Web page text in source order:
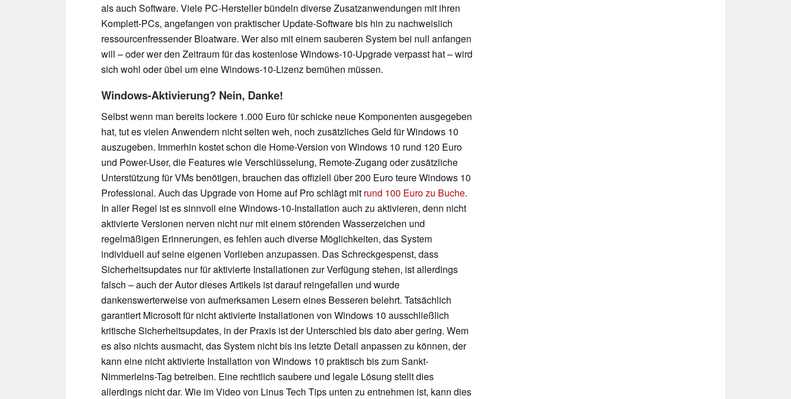
als auch Software. Viele PC-Hersteller bündeln diverse Zusatzanwendungen mit ihren
Komplett-PCs, angefangen von praktischer Update-Software bis hin zu nachweislich
ressourcenfressender Bloatware. Wer also mit einem sauberen System bei null anfangen
will – oder wer den Zeitraum für das kostenlose Windows-10-Upgrade verpasst hat – wird
sich wohl oder übel um eine Windows-10-Lizenz bemühen müssen.
Windows-Aktivierung? Nein, Danke!
Selbst wenn man bereits lockere 1.000 Euro für schicke neue Komponenten ausgegeben
hat, tut es vielen Anwendern nicht selten weh, noch zusätzliches Geld für Windows 10
auszugeben. Immerhin kostet schon die Home-Version von Windows 10 rund 120 Euro
und Power-User, die Features wie Verschlüsselung, Remote-Zugang oder zusätzliche
Unterstützung für VMs benötigen, brauchen das offiziell über 200 Euro teure Windows 10
Professional. Auch das Upgrade von Home auf Pro schlägt mit rund 100 Euro zu Buche.
In aller Regel ist es sinnvoll eine Windows-10-Installation auch zu aktivieren, denn nicht
aktivierte Versionen nerven nicht nur mit einem störenden Wasserzeichen und
regelmäßigen Erinnerungen, es fehlen auch diverse Möglichkeiten, das System
individuell auf seine eigenen Vorlieben anzupassen. Das Schreckgespenst, dass
Sicherheitsupdates nur für aktivierte Installationen zur Verfügung stehen, ist allerdings
falsch – auch der Autor dieses Artikels ist darauf reingefallen und wurde
dankenswerterweise von aufmerksamen Lesern eines Besseren belehrt. Tatsächlich
garantiert Microsoft für nicht aktivierte Installationen von Windows 10 ausschließlich
kritische Sicherheitsupdates, in der Praxis ist der Unterschied bis dato aber gering. Wem
es also nichts ausmacht, das System nicht bis ins letzte Detail anpassen zu können, der
kann eine nicht aktivierte Installation von Windows 10 praktisch bis zum Sankt-
Nimmerleins-Tag betreiben. Eine rechtlich saubere und legale Lösung stellt dies
allerdings nicht dar. Wie im Video von Linus Tech Tips unten zu entnehmen ist, kann dies